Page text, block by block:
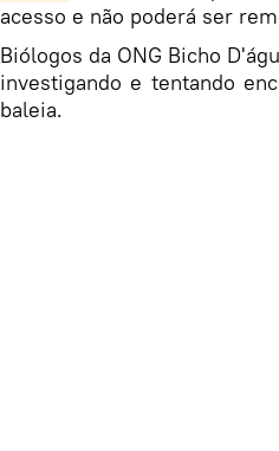
acesso e não poderá ser
Biólogos da ONG Bicho
investigando e tentando
baleia.